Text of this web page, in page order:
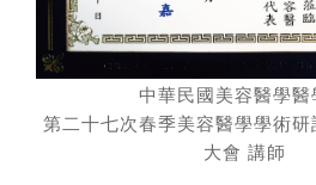
中華民國美容醫學醫
第二十七次春季美容醫學學術
大會 講師